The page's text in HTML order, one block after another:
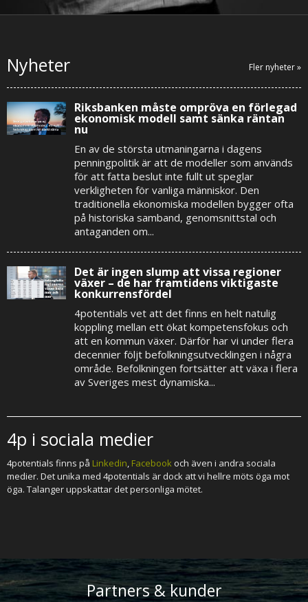
Nyheter Fler nyheter »
Riksbanken måste ompröva en förlegad
ekonomisk modell samt sänka räntan
nu
En av de största utmaningarna i dagens
penningpolitik är att de modeller som används
för att fatta beslut inte fullt ut speglar
verkligheten för vanliga människor. Den
traditionella ekonomiska modellen bygger ofta
på historiska samband, genomsnittstal och
antaganden om...
Det är ingen slump att vissa regioner
växer – de har framtidens viktigaste
konkurrensfördel
4potentials vet att det finns en helt natulig
koppling mellan ett ökat kompetensfokus och
att en kommun växer. Därför har vi under flera
decennier följt befolkningsutvecklingen i några
område. Befolkningen fortsätter att växa i flera
av Sveriges mest dynamiska...
4p i sociala medier
4potentials finns på Linkedin, Facebook och även i andra sociala
medier. Det unika med 4potentials är dock att vi hellre möts öga mot
öga. Talanger uppskattar det personliga mötet.
Partners & kunder